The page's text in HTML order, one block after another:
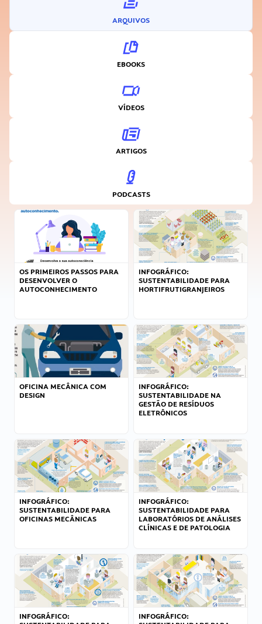
ARQUIVOS
EBOOKS
VÍDEOS
ARTIGOS
PODCASTS
OS PRIMEIROS PASSOS PARA
DESENVOLVER O
AUTOCONHECIMENTO
INFOGRÁFICO:
SUSTENTABILIDADE PARA
HORTIFRUTIGRANJEIROS
OFICINA MECÂNICA COM
DESIGN
INFOGRÁFICO:
SUSTENTABILIDADE NA
GESTÃO DE RESÍDUOS
ELETRÔNICOS
INFOGRÁFICO:
SUSTENTABILIDADE PARA
OFICINAS MECÂNICAS
INFOGRÁFICO:
SUSTENTABILIDADE PARA
LABORATÓRIOS DE ANÁLISES
CLÍNICAS E DE PATOLOGIA
INFOGRÁFICO:
INFOGRÁFICO: